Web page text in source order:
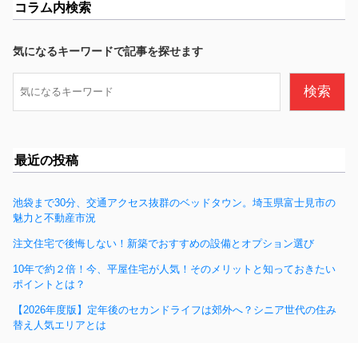
e
o
o
コラム内検索
気になるキーワードで記事を探せます
索
検索
最近の投稿
池袋まで30分、交通アクセス抜群のベッドタウン。埼玉県富士見市の
魅力と不動産市況
注文住宅で後悔しない！新築でおすすめの設備とオプション選び
10年で約２倍！今、平屋住宅が人気！そのメリットと知っておきたい
ポイントとは？
【2026年度版】定年後のセカンドライフは郊外へ？シニア世代の住み
替え人気エリアとは